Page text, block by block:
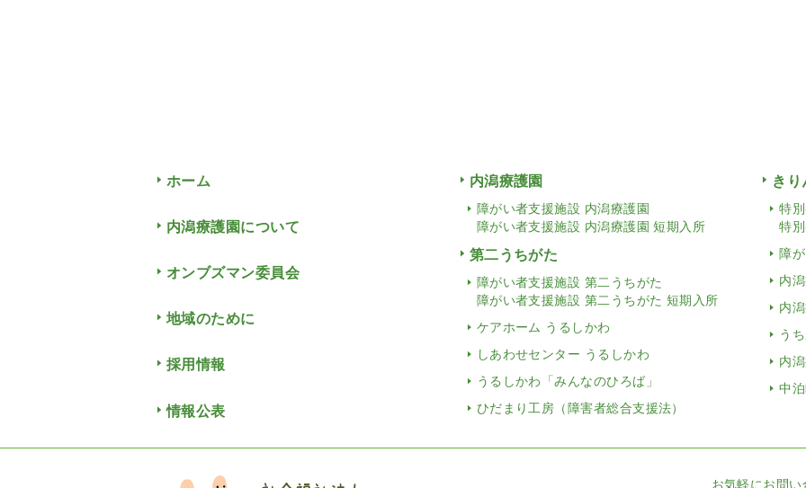
ホーム
内潟療護園について
オンブズマン委員会
地域のために
採用情報
情報公表
内潟療護園
障がい者支援施設 内潟療護園
障がい者支援施設 内潟療護園 短期入所
第二うちがた
障がい者支援施設 第二うちがた
障がい者支援施設 第二うちがた 短期入所
ケアホーム うるしかわ
しあわせセンター うるしかわ
うるしかわ「みんなのひろば」
ひだまり工房（障害者総合支援法）
き
特
特
障
内
内
う
内
中
お気軽にお問